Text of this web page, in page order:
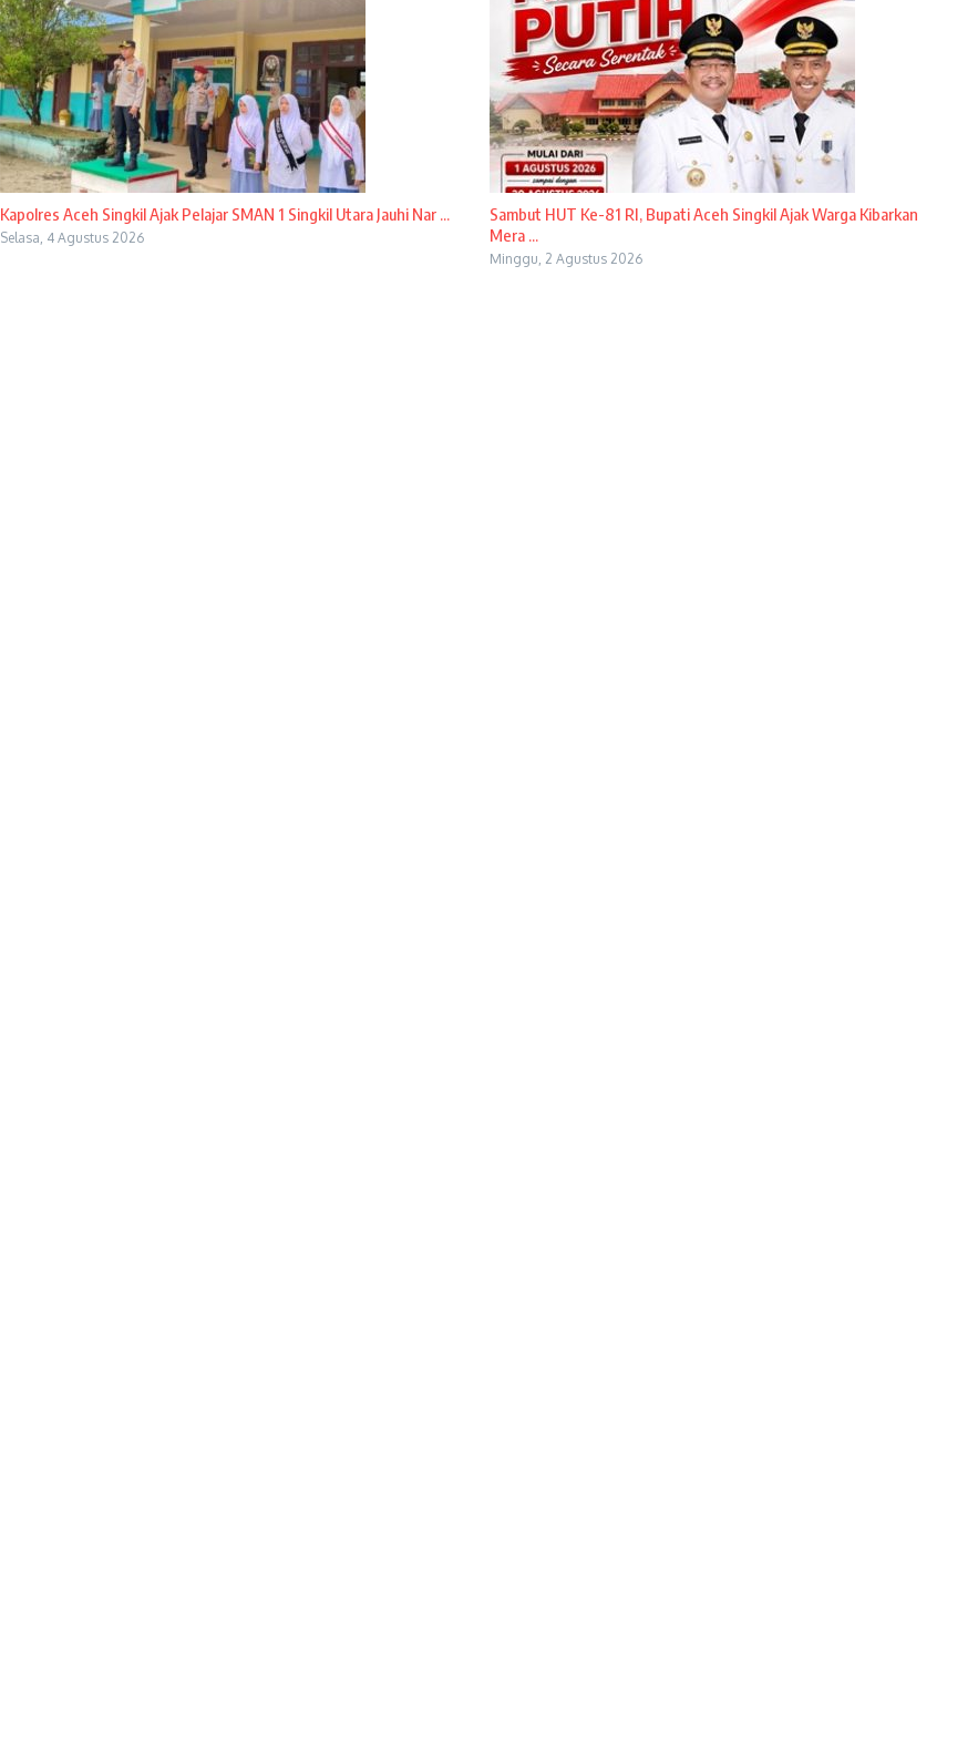
Kapolres Aceh Singkil Ajak Pelajar SMAN 1 Singkil Utara Jauhi Nar ...
Selasa, 4 Agustus 2026
Sambut HUT Ke-81 RI, Bupati Aceh Singkil Ajak Warga Kibarkan
Mera ...
Minggu, 2 Agustus 2026